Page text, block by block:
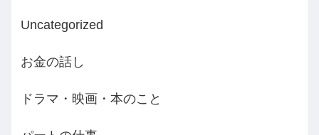
Uncategorized
お金の話し
ドラマ・映画・本のこと